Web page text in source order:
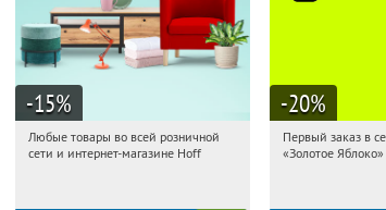
-15%
17:35:08 Получили:
Любые товары во всей розничной
сети и интернет-магазине Hoff
-20%
17:35:08
Первый заказ в
«Золотое Яблоко»